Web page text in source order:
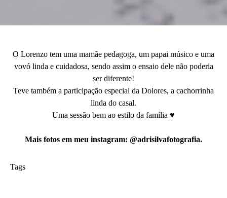
O Lorenzo tem uma mamãe pedagoga, um papai músico e uma
vovó linda e cuidadosa, sendo assim o ensaio dele não poderia
ser diferente!
Teve também a participação especial da Dolores, a cachorrinha
linda do casal.
Uma sessão bem ao estilo da família ♥
Mais fotos em meu instagram: @adrisilvafotografia.
Tags